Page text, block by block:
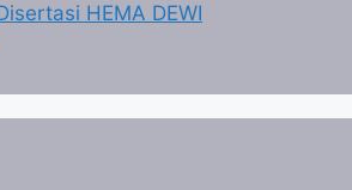
HEMA DEWI